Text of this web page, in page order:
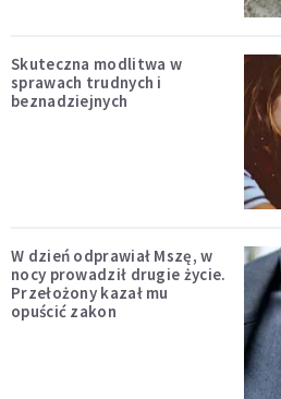
Skuteczna modlitwa w
sprawach trudnych i
beznadziejnych
W dzień odprawiał Mszę, w
nocy prowadził drugie życie.
Przełożony kazał mu
opuścić zakon